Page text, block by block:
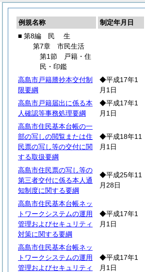
例規名称 制定年月日
■ 第8編
民 生
第7章 市民生活
第1節 戸籍・住
民・印鑑
高島市戸籍謄抄本交付制
限要綱
◆平成17年1
月1日
高島市戸籍届出に係る本
人確認等事務処理要綱
◆平成17年1
月1日
高島市住民基本台帳の一
部の写しの閲覧または住
民票の写し等の交付に関
する取扱要綱
◆平成18年11
月1日
高島市住民票の写し等の
第三者交付に係る本人通
知制度に関する要綱
◆平成25年11
月28日
高島市住民基本台帳ネッ
トワークシステムの運用
管理およびセキュリティ
対策に関する要綱
◆平成17年1
月1日
高島市住民基本台帳ネッ
トワークシステムの運用
管理およびセキュリティ
◆平成17年1
月1日